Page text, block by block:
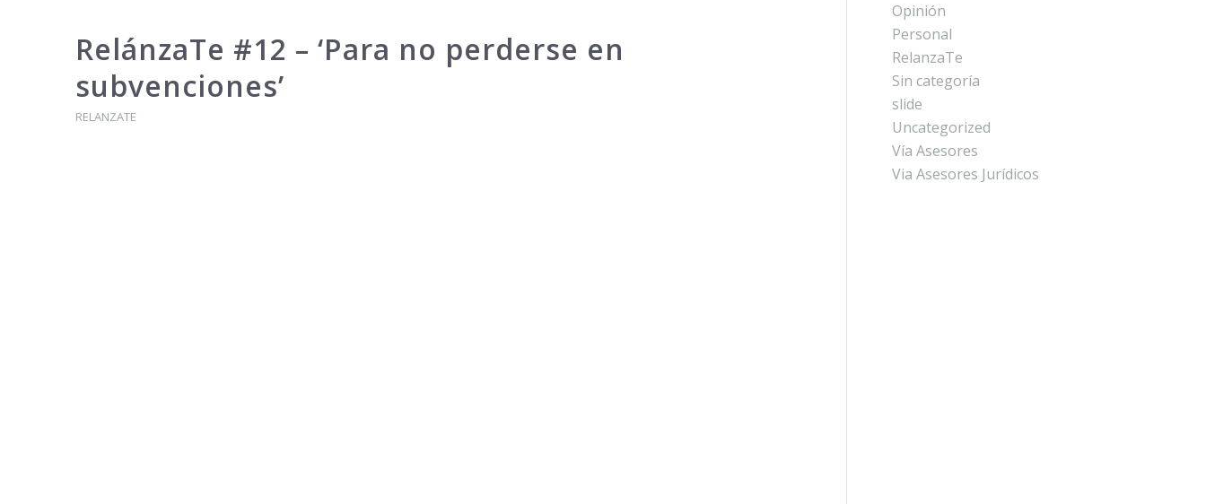
RelánzaTe #12 – ‘Para no perderse en
subvenciones’
RELANZATE
Opinión
Personal
RelanzaTe
Sin categoría
slide
Uncategorized
Vía Asesores
Via Asesores Jurídicos